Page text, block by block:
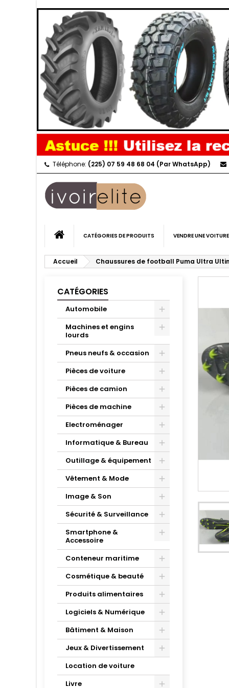
Téléphone: (225) 07 59 48 68 04 (Par WhatsApp)
CATÉGORIES DE PRODUITS VENDRE UNE VOITURE
Accueil Chaussures de football Puma Ultra
CATÉGORIES
Automobile
Machines et engins
lourds
Pneus neufs & occasion
Pièces de voiture
Pièces de camion
Pièces de machine
Electroménager
Informatique & Bureau
Outillage & équipement
Vêtement & Mode
Image & Son
Sécurité & Surveillance
Smartphone &
Accessoire
Conteneur maritime
Cosmétique & beauté
Produits alimentaires
Logiciels & Numérique
Bâtiment & Maison
Jeux & Divertissement
Location de voiture
Livre